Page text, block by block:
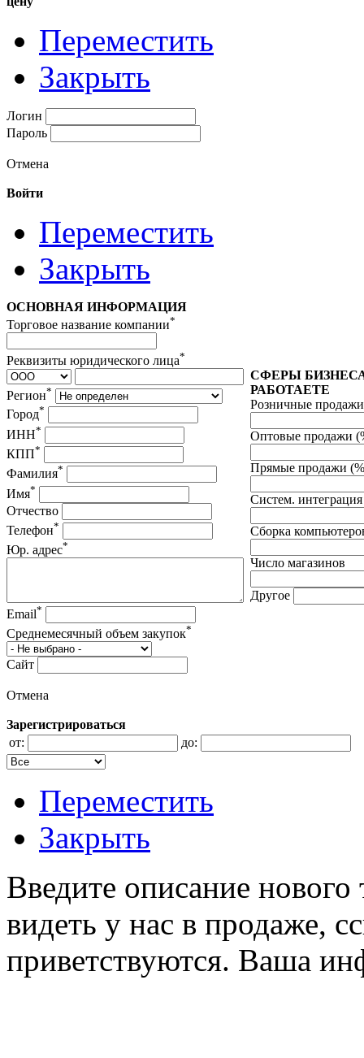
Переместить
Закрыть
Логин
Пароль
Отмена
Войти
Переместить
Закрыть
ОСНОВНАЯ ИНФОРМАЦИЯ
Торговое название компании*
Реквизиты юридического лица*
Регион*
Город*
ИНН*
КПП*
Фамилия*
Имя*
Отчество
Телефон*
Юр. адрес*
Email*
Среднемесячный объем закупок*
Сайт
СФЕРЫ
РАБОТАЕТЕ
Розничные
Оптовые продажи
Прямые продажи
Систем.
Сборка
Число магазинов
Другое
Отмена
Зарегистрироваться
от:
до:
Переместить
Закрыть
Введите описание
видеть у нас в продаже,
приветствуются. Ваша